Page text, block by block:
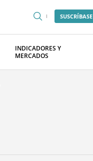
SUSCRÍBASE
INDICADORES Y
MERCADOS